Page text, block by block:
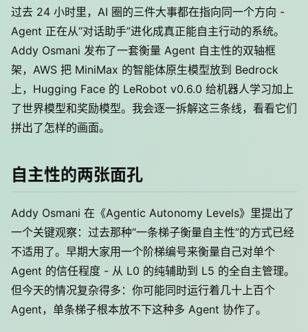
过去 24 小时里，AI 圈的三件大事都在指向同一个方向 -
Agent 正在从“对话助手”进化成真正能自主行动的系统。
Addy Osmani 发布了一套衡量 Agent 自主性的双轴框
架，AWS 把 MiniMax 的智能体原生模型放到 Bedrock
上，Hugging Face 的 LeRobot v0.6.0 给机器人学习加上
了世界模型和奖励模型。我会逐一拆解这三条线，看看它们
拼出了怎样的画面。
自主性的两张面孔
Addy Osmani 在《Agentic Autonomy Levels》里提出了
一个关键观察：过去那种“一条梯子衡量自主性”的方式已经
不适用了。早期大家用一个阶梯编号来衡量自己对单个
Agent 的信任程度 - 从 L0 的纯辅助到 L5 的全自主管理。
但今天的情况复杂得多：你可能同时运行着几十上百个
Agent，单条梯子根本放不下这种多 Agent 协作了。